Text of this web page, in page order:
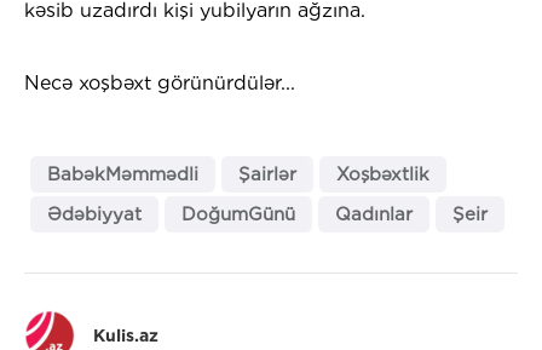
kəsib uzadırdı kişi yubilyarın ağzına.
Necə xoşbəxt görünürdülər...
BabəkMəmmədli Şairlər
Xoşbəxtlik
Ədəbiyyat
DoğumGünü Qadınlar Şeir
Kulis.az